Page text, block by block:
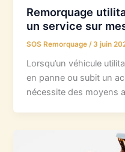
Remorquage
un service sur
SOS Remorquage / 3 juin
Lorsqu’un véhicule
en panne ou subit un
nécessite des moyens